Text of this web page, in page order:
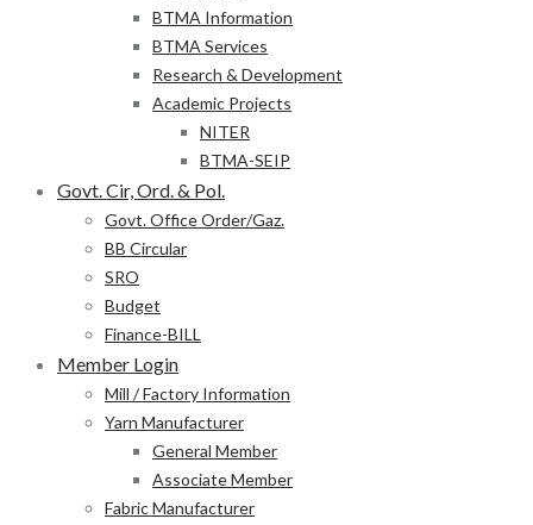
BTMA Information
BTMA Services
Research & Development
Academic Projects
NITER
BTMA-SEIP
Govt. Cir, Ord. & Pol.
Govt. Office Order/Gaz.
BB Circular
SRO
Budget
Finance-BILL
Member Login
Mill / Factory Information
Yarn Manufacturer
General Member
Associate Member
Fabric Manufacturer